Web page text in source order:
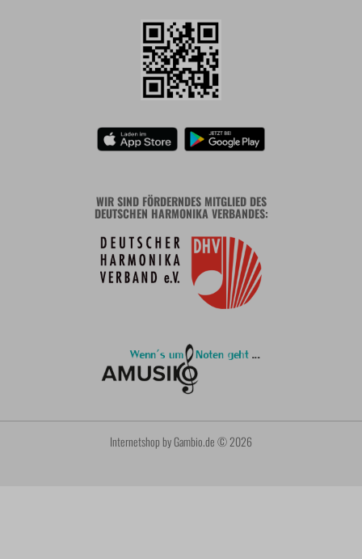
WIR SIND FÖRDERNDES MITGLIED DES
DEUTSCHEN HARMONIKA VERBANDES:
Internetshop by Gambio.de © 2026